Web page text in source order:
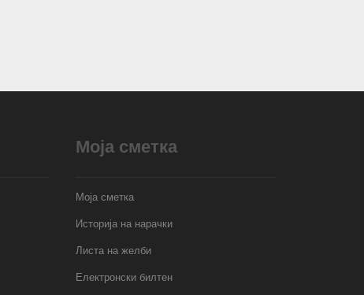
Моја сметка
Моја сметка
Историја на нарачки
Листа на желби
Електронски билтен